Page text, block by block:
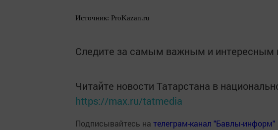
Источник: ProKazan.ru
Следите за самым важным и интересным
Читайте новости Татарстана в
https://max.ru/tatmedia
Подписывайтесь на телеграм-канал "Бавлы-информ"